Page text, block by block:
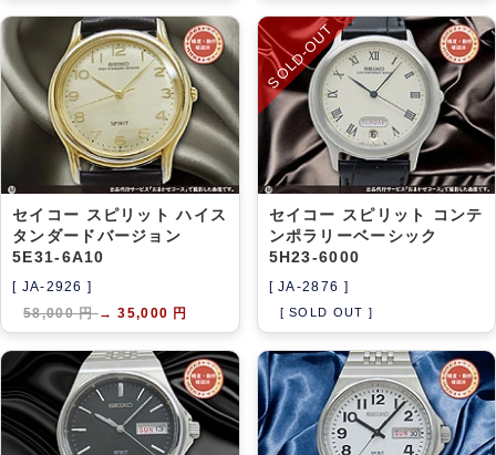
セイコー スピリット ハイス
タンダードバージョン
5E31-6A10
[ JA-2926 ]
58,000 円→ 35,000 円
SOLD-OUT
セイコー スピリット コンテ
ンポラリーベーシック
5H23-6000
[ JA-2876 ]
[ SOLD OUT ]